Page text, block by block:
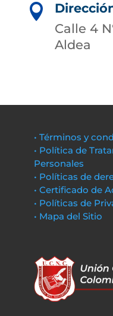

Calle 4
Aldea
• Términos y
• Política de
Personales
• Políticas de
• Certificado de
• Políticas de
• Mapa del Sitio